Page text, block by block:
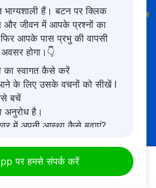
क्या आप इसमें प्रवेश करना चाहते हैं?
और अधिक
करें
साभार
कुकीज नीति
हैं। बटन पर क्लिक
और जीवन में आपके प्रश्नों का
आपके पास प्रभु की वापसी
होगा।👇
का स्वागत कैसे करें
के लिए उसके वचनों को सीखें l
बचें
अनुरोध है।
में अपनी आस्था कैसे बढ़ाएं?
पर हमसे संपर्क करें
और कपटी हैं (भाग एक)खंड एक